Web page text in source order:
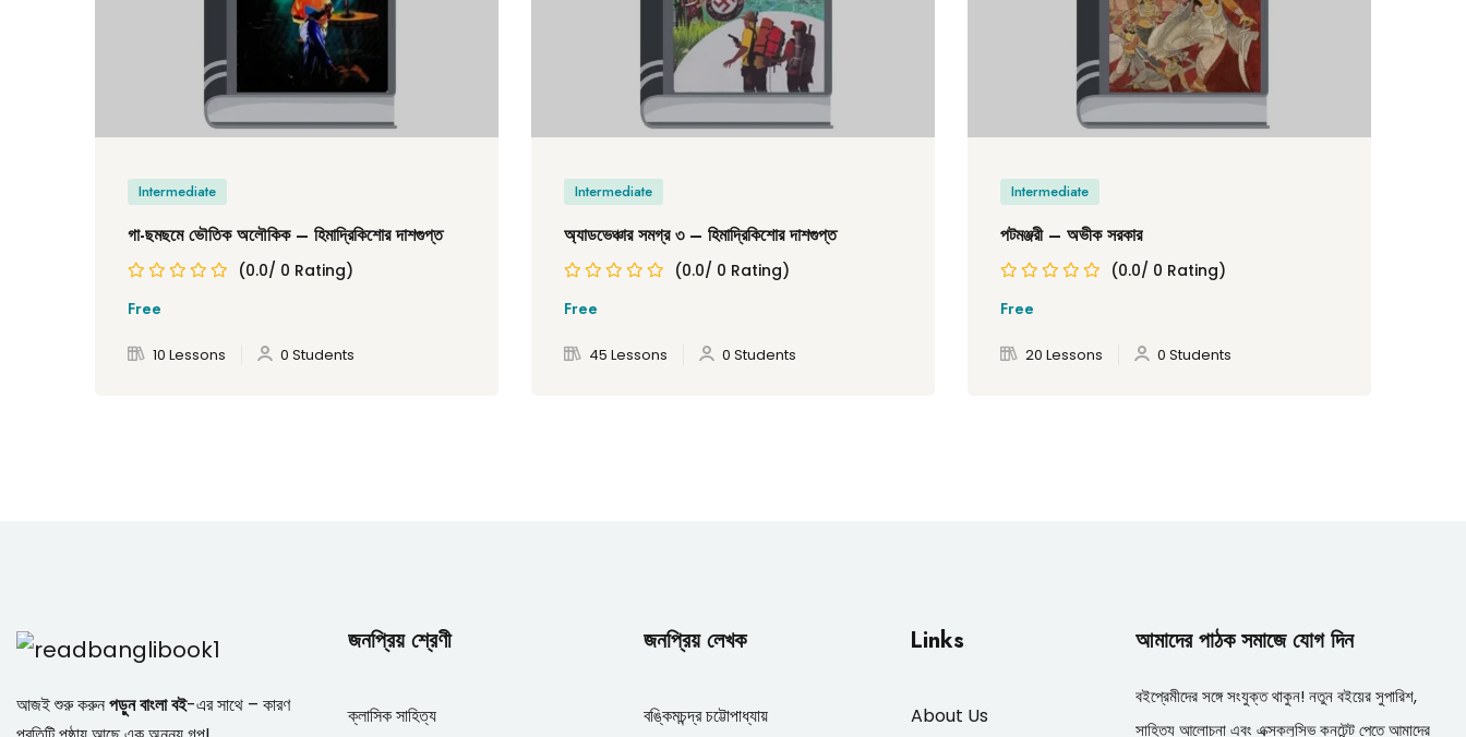
Intermediate
গা-ছমছমে ভৌতিক অলৌকিক – হিমাদ্রিকিশোর দাশগুপ্ত
(0.0/ 0 Rating)
Free
10 Lessons 0 Students
Intermediate
অ্যাডভেঞ্চার সমগ্র ৩ – হিমাদ্রিকিশোর দাশগুপ্ত
(0.0/ 0 Rating)
Free
45 Lessons 0 Students
Intermediate
পটমঞ্জরী – অভীক সরকার
(0.0/ 0 Rating)
Free
20 Lessons 0 Students
আজই শুরু করুনপড়ুন বাংলা বই-এর সাথে – কারণ
জনপ্রিয় শ্রেণী
ক্লাসিক সাহিত্য
জনপ্রিয় লেখক
বঙ্কিমচন্দ্র চট্টোপাধ্যায়
Links
About Us
আমাদের পাঠক সমাজে যোগ দিন
বইপ্রেমীদের সঙ্গে সংযুক্ত থাকুন! নতুন বইয়ের সুপারিশ,
সাহিত্য আলোচনা এবং এক্সক্লুসিভ কনটেন্ট পেতে আমাদের